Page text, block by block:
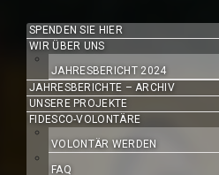
SPENDEN SIE HIER
WIR ÜBER UNS
JAHRESBERICHT 2024
JAHRESBERICHTE – ARCHIV
UNSERE PROJEKTE
FIDESCO-VOLONTÄRE
VOLONTÄR WERDEN
FAQ